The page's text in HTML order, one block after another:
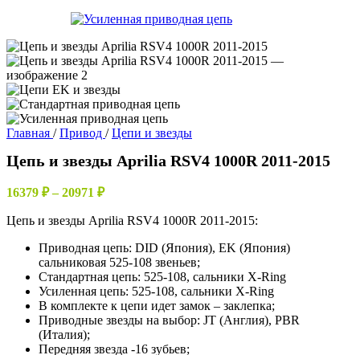
Главная / Привод / Цепи и звезды
Цепь и звезды Aprilia RSV4 1000R 2011-2015
16379 ₽ – 20971 ₽Диапазон
16379 ₽
20971 ₽
Цепь и звезды Aprilia RSV4 1000R 2011-2015:
Приводная цепь: DID (Япония), EK (Япония)
сальниковая 525-108 звеньев;
Стандартная цепь: 525-108, сальники X-Ring
Усиленная цепь: 525-108, сальники X-Ring
В комплекте к цепи идет замок – заклепка;
Приводные звезды на выбор: JT (Англия), PBR
(Италия);
Передняя звезда -16 зубьев;